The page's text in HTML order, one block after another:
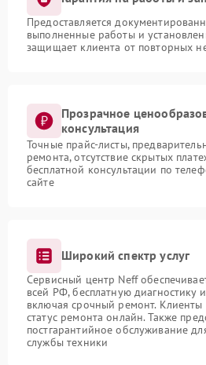
Предоставляется
выполненные работы и
защищает клиента от повторных
Прозрачное
консультация
Точные прайс-листы,
ремонта, отсутствие скрытых
бесплатной консультации по
сайте
Широкий спектр услуг
Сервисный центр Neff
всей РФ, бесплатную диагностику
включая срочный ремонт. Клиенты
статус ремонта онлайн. Также
постгарантийное обслуживание
службы техники